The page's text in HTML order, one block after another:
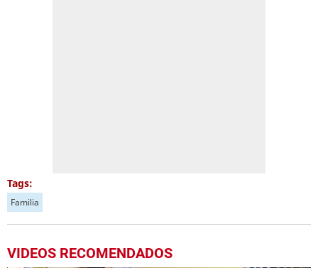
Tags:
Familia
VIDEOS RECOMENDADOS